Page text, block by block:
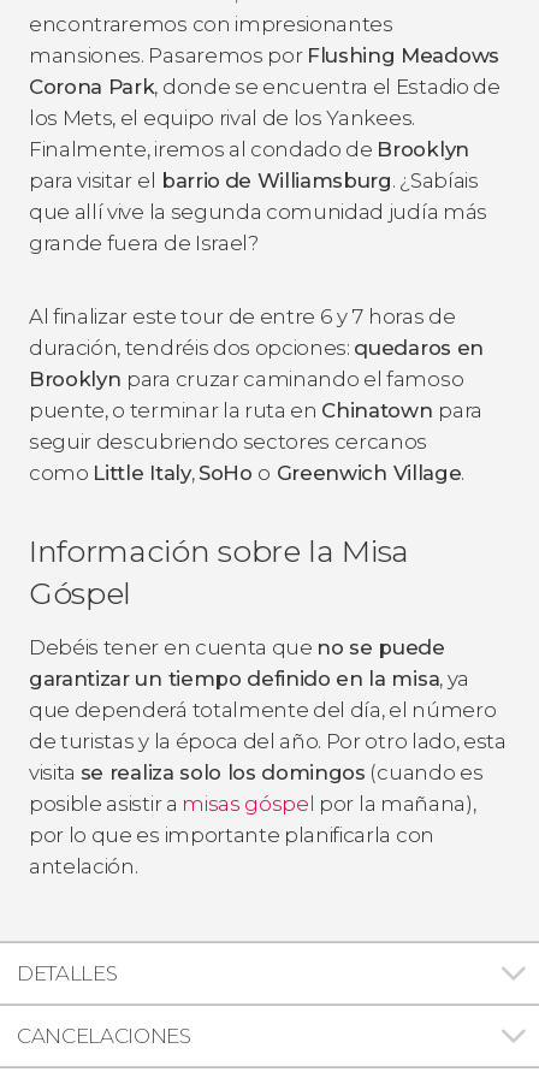
encontraremos con impresionantes
mansiones. Pasaremos por Flushing Meadows
Corona Park, donde se encuentra el Estadio de
los Mets, el equipo rival de los Yankees.
Finalmente, iremos al condado de Brooklyn
para visitar el barrio de Williamsburg. ¿Sabíais
que allí vive la segunda comunidad judía más
grande fuera de Israel?
Al finalizar este tour de entre 6 y 7 horas de
duración, tendréis dos opciones: quedaros en
Brooklyn para cruzar caminando el famoso
puente, o terminar la ruta en Chinatown para
seguir descubriendo sectores cercanos
como Little Italy, SoHo o Greenwich Village.
Información sobre la Misa
Góspel
Debéis tener en cuenta que no se puede
garantizar un tiempo definido en la misa, ya
que dependerá totalmente del día, el número
de turistas y la época del año. Por otro lado, esta
visita se realiza solo los domingos (cuando es
posible asistir a misas góspel por la mañana),
por lo que es importante planificarla con
antelación.
DETALLES
CANCELACIONES